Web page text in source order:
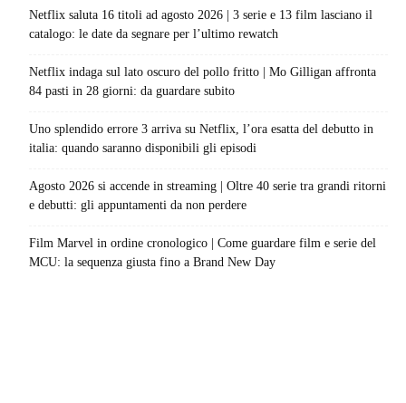
Netflix saluta 16 titoli ad agosto 2026 | 3 serie e 13 film lasciano il
catalogo: le date da segnare per l’ultimo rewatch
Netflix indaga sul lato oscuro del pollo fritto | Mo Gilligan affronta
84 pasti in 28 giorni: da guardare subito
Uno splendido errore 3 arriva su Netflix, l’ora esatta del debutto in
italia: quando saranno disponibili gli episodi
Agosto 2026 si accende in streaming | Oltre 40 serie tra grandi ritorni
e debutti: gli appuntamenti da non perdere
Film Marvel in ordine cronologico | Come guardare film e serie del
MCU: la sequenza giusta fino a Brand New Day